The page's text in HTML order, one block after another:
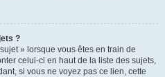
?
» lorsque vous êtes en train de
celui-ci en haut de la liste des sujets,
si vous ne voyez pas ce lien, cette